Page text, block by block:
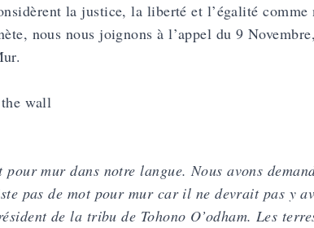
la justice, la liberté et l’égalité comme
nous nous joignons à l’appel du 9
wall
pour mur dans notre langue. Nous avons
pas de mot pour mur car il ne devrait pas y
de la tribu de Tohono O’odham. Les